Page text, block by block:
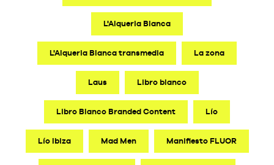
L'Alqueria Blanca
L'Alqueria Blanca transmedia La zona
Laus Libro blanco
Libro Blanco Branded Content Lío
Lío Ibiza Mad Men Manifiesto FLUOR